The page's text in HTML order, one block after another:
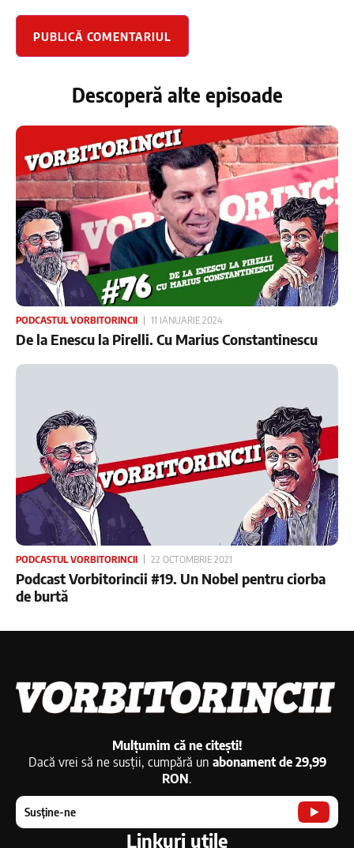
Descoperă alte episoade
PODCASTUL VORBITORINCII 11 IANUARIE 2024
De la Enescu la Pirelli. Cu Marius Constantinescu
PODCASTUL VORBITORINCII 22 OCTOMBRIE 2021
Podcast Vorbitorincii #19. Un Nobel pentru ciorba
de burtă
Mulțumim că ne citești!
Dacă vrei să ne susții, cumpără un abonament de 29,99
RON.
Susține-ne
Linkuri utile